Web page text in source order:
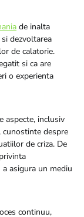
de inalta
dezvoltarea
de calatorie.
si ca are
o experienta
aspecte, inclusiv
cunostinte despre
de criza. De
asigura un mediu
continuu,